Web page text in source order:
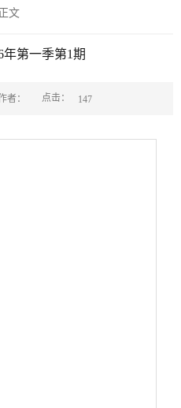
正文
年第一季第1期
者： 点击： 147